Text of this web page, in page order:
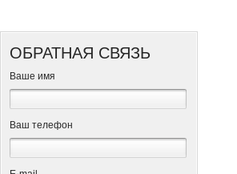
ОБРАТНАЯ СВЯЗЬ
Ваше имя
Ваш телефон